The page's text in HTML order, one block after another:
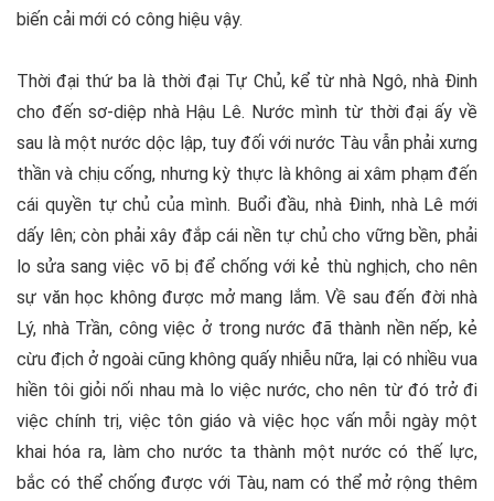
biến cải mới có công hiệu vậy.
Thời đại thứ ba là thời đại Tự Chủ, kể từ nhà Ngô, nhà Đinh
cho đến sơ-diệp nhà Hậu Lê. Nước mình từ thời đại ấy về
sau là một nước dộc lập, tuy đối với nước Tàu vẫn phải xưng
thần và chịu cống, nhưng kỳ thực là không ai xâm phạm đến
cái quyền tự chủ của mình. Buổi đầu, nhà Đinh, nhà Lê mới
dấy lên; còn phải xây đắp cái nền tự chủ cho vững bền, phải
lo sửa sang việc võ bị để chống với kẻ thù nghịch, cho nên
sự văn học không được mở mang lắm. Về sau đến đời nhà
Lý, nhà Trần, công việc ở trong nước đã thành nền nếp, kẻ
cừu địch ở ngoài cũng không quấy nhiễu nữa, lại có nhiều vua
hiền tôi giỏi nối nhau mà lo việc nước, cho nên từ đó trở đi
việc chính trị, việc tôn giáo và việc học vấn mỗi ngày một
khai hóa ra, làm cho nước ta thành một nước có thế lực,
bắc có thể chống được với Tàu, nam có thể mở rộng thêm